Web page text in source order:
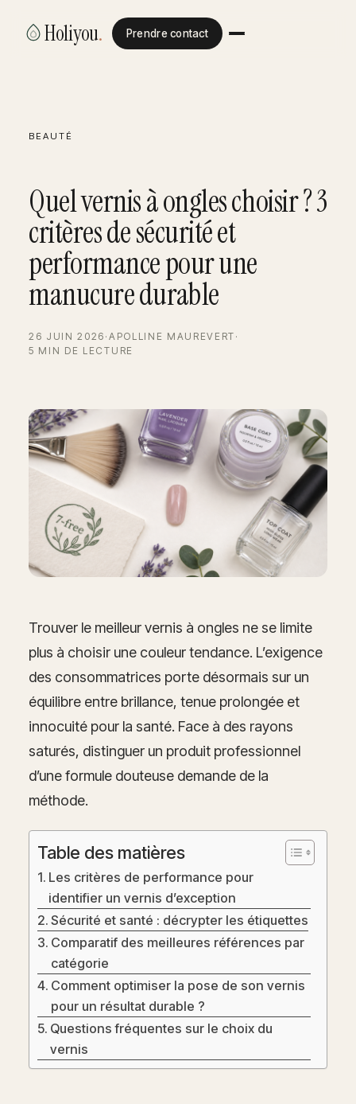
Holiyou. Prendre contact
BEAUTÉ
Quel vernis à ongles choisir ? 3
critères de sécurité et
performance pour une
manucure durable
26 JUIN 2026 · APOLLINE MAUREVERT ·
5 MIN DE LECTURE
Trouver le meilleur vernis à ongles ne se limite
plus à choisir une couleur tendance. L’exigence
des consommatrices porte désormais sur un
équilibre entre brillance, tenue prolongée et
innocuité pour la santé. Face à des rayons
saturés, distinguer un produit professionnel
d’une formule douteuse demande de la
méthode.
Table des matières
Les critères de performance pour
identifier un vernis d’exception
Sécurité et santé : décrypter les étiquettes
Comparatif des meilleures références par
catégorie
Comment optimiser la pose de son vernis
pour un résultat durable ?
Questions fréquentes sur le choix du
vernis